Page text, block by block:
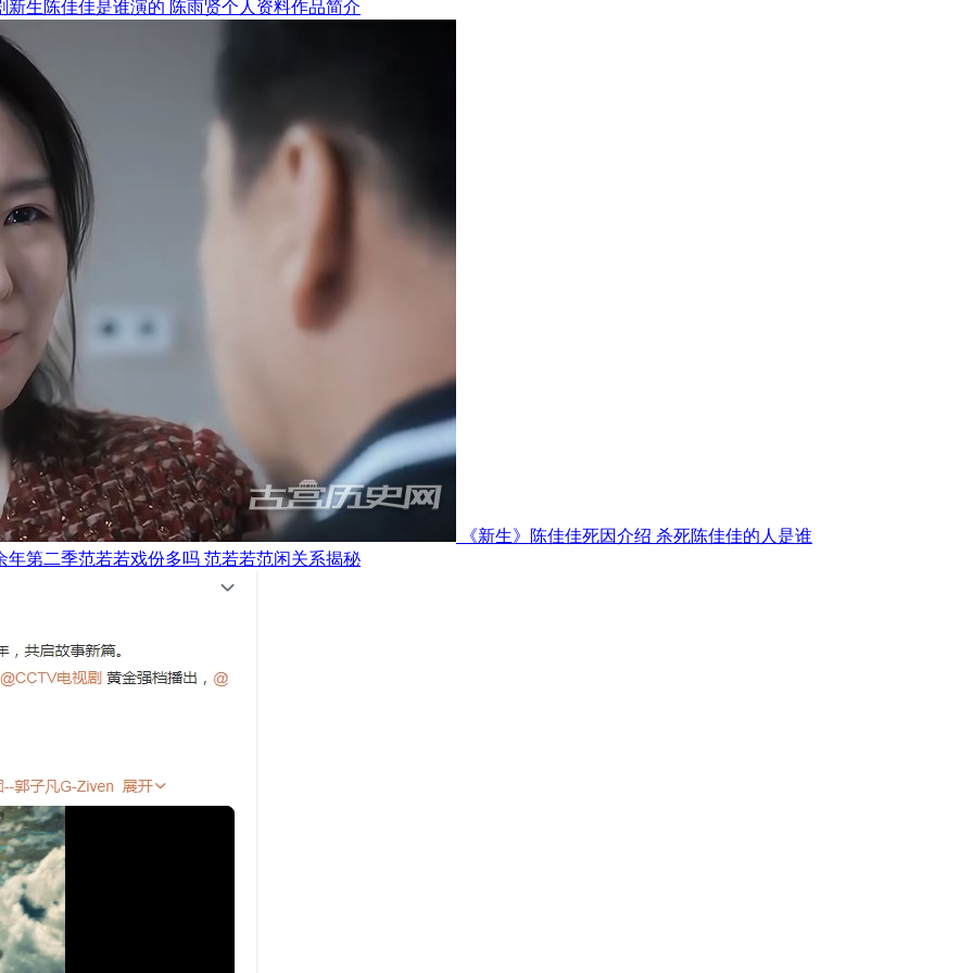
新生陈佳佳是谁演的 陈雨贤个人资料作品简介
《新生》陈佳佳死因介绍 杀死陈佳佳的人是谁
年第二季范若若戏份多吗 范若若范闲关系揭秘